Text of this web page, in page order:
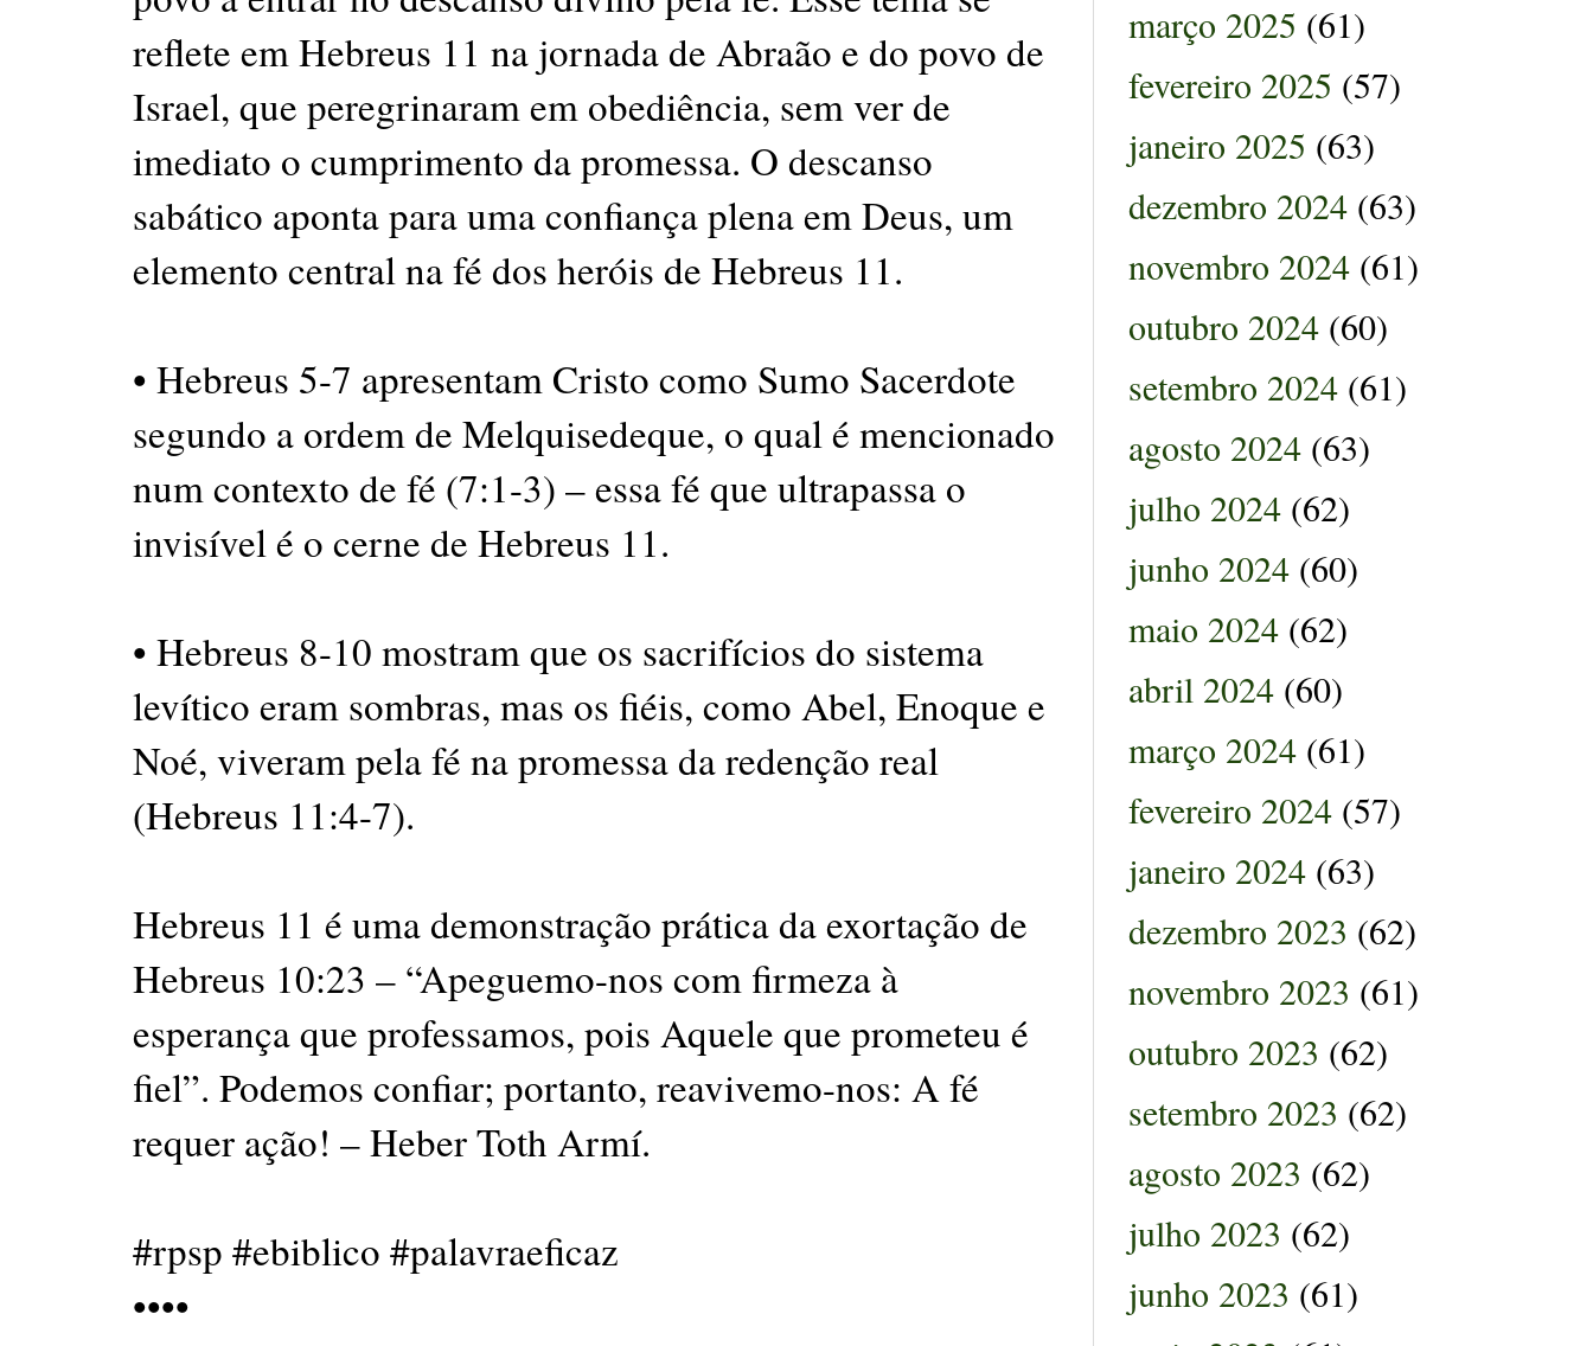
reflete em Hebreus 11 na jornada de Abraão e do povo de
Israel, que peregrinaram em obediência, sem ver de
imediato o cumprimento da promessa. O descanso
sabático aponta para uma confiança plena em Deus, um
elemento central na fé dos heróis de Hebreus 11.
• Hebreus 5-7 apresentam Cristo como Sumo Sacerdote
segundo a ordem de Melquisedeque, o qual é mencionado
num contexto de fé (7:1-3) – essa fé que ultrapassa o
invisível é o cerne de Hebreus 11.
• Hebreus 8-10 mostram que os sacrifícios do sistema
levítico eram sombras, mas os fiéis, como Abel, Enoque e
Noé, viveram pela fé na promessa da redenção real
(Hebreus 11:4-7).
Hebreus 11 é uma demonstração prática da exortação de
Hebreus 10:23 – “Apeguemo-nos com firmeza à
esperança que professamos, pois Aquele que prometeu é
fiel”. Podemos confiar; portanto, reavivemo-nos: A fé
requer ação! – Heber Toth Armí.
#rpsp #ebiblico #palavraeficaz
••••
março 2025 (61)
fevereiro 2025 (57)
janeiro 2025 (63)
dezembro 2024 (63)
novembro 2024 (61)
outubro 2024 (60)
setembro 2024 (61)
agosto 2024 (63)
julho 2024 (62)
junho 2024 (60)
maio 2024 (62)
abril 2024 (60)
março 2024 (61)
fevereiro 2024 (57)
janeiro 2024 (63)
dezembro 2023 (62)
novembro 2023 (61)
outubro 2023 (62)
setembro 2023 (62)
agosto 2023 (62)
julho 2023 (62)
junho 2023 (61)